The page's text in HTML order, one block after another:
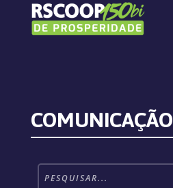
COMUNICAÇÃO